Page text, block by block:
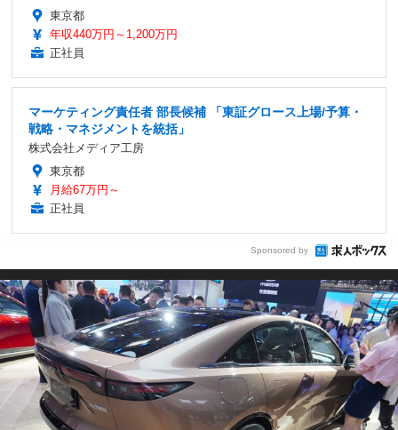
東京都
年収440万円～1,200万円
正社員
マーケティング責任者 部長候補 「東証グロース上場/予算・
戦略・マネジメントを統括」
株式会社メディア工房
東京都
月給67万円～
正社員
Sponsored by